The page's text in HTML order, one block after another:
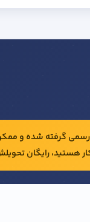
رسمی گرفته شده و
هستید، رایگان